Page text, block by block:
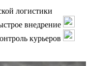
логистики
внедрение
курьеров